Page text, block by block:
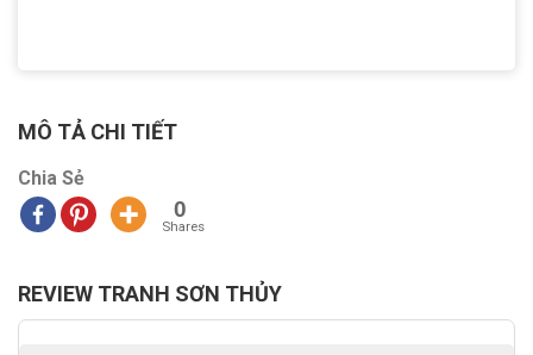
MÔ TẢ CHI TIẾT
Chia Sẻ
0
Shares
REVIEW TRANH SƠN THỦY